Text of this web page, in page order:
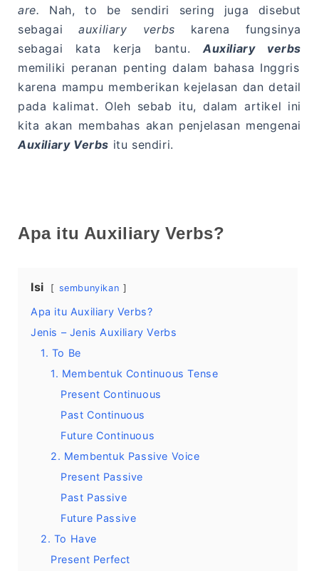
are. Nah, to be sendiri sering juga disebut
sebagaiauxiliary verbs karena fungsinya
sebagai kata kerja bantu. Auxiliary verbs
memiliki peranan penting dalam bahasa Inggris
karena mampu memberikan kejelasan dan detail
pada kalimat. Oleh sebab itu, dalam artikel ini
kita akan membahas akan penjelasan mengenai
Auxiliary Verbs itu sendiri.
Apa itu Auxiliary Verbs?
Isi sembunyikan
Apa itu Auxiliary Verbs?
Jenis – Jenis Auxiliary Verbs
1. To Be
1. Membentuk Continuous Tense
Present Continuous
Past Continuous
Future Continuous
2. Membentuk Passive Voice
Present Passive
Past Passive
Future Passive
2. To Have
Present Perfect